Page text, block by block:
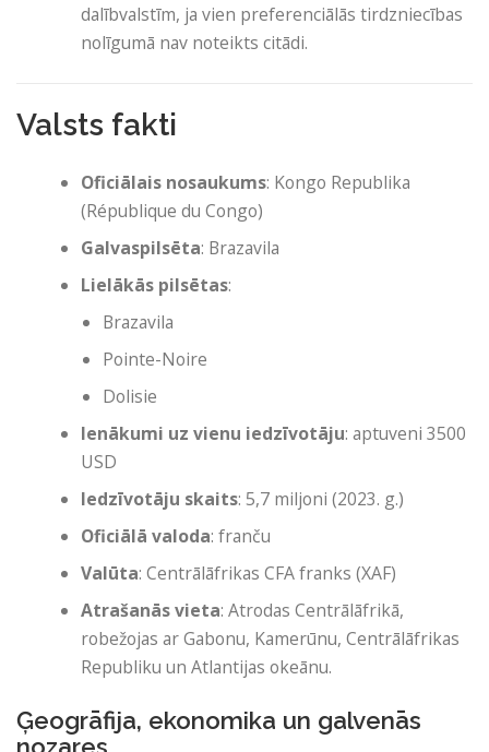
dalībvalstīm, ja vien preferenciālās tirdzniecības
nolīgumā nav noteikts citādi.
Valsts fakti
Oficiālais nosaukums: Kongo Republika
(République du Congo)
Galvaspilsēta: Brazavila
Lielākās pilsētas:
Brazavila
Pointe-Noire
Dolisie
Ienākumi uz vienu iedzīvotāju: aptuveni 3500
USD
Iedzīvotāju skaits: 5,7 miljoni (2023. g.)
Oficiālā valoda: franču
Valūta: Centrālāfrikas CFA franks (XAF)
Atrašanās vieta: Atrodas Centrālāfrikā,
robežojas ar Gabonu, Kamerūnu, Centrālāfrikas
Republiku un Atlantijas okeānu.
Ģeogrāfija, ekonomika un galvenās